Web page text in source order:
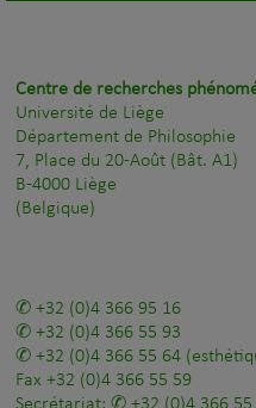
Centre de recherches
Université de Liège
Département de Philosophie
7, Place du 20-Août (Bât. A1)
B-4000 Liège
(Belgique)
+32 (0)4 366 95 16
+32 (0)4 366 55 93
+32 (0)4 366 55 64
Fax +32 (0)4 366 55 59